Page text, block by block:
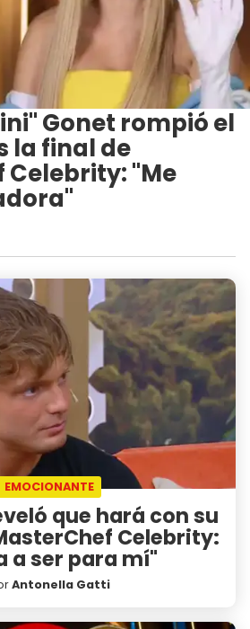
Gonet rompió el
la final de
Celebrity: "Me
EMOCIONANTE
que hará con su
Celebrity:
a ser para mí"
Antonella Gatti